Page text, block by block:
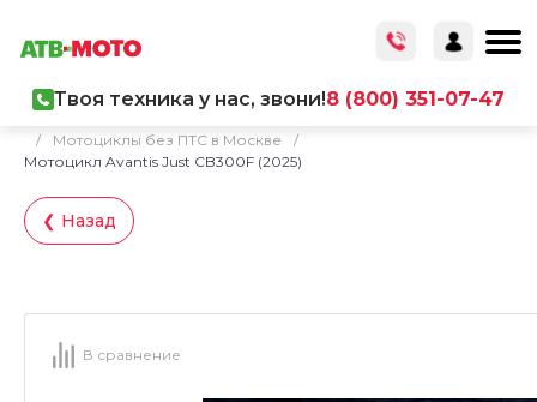
Твоя техника у нас, звони!8 (800) 351-07-47
/
Мотоциклы без ПТС в Москве
/
Мотоцикл Avantis Just CB300F (2025)
❮ Назад
В сравнение